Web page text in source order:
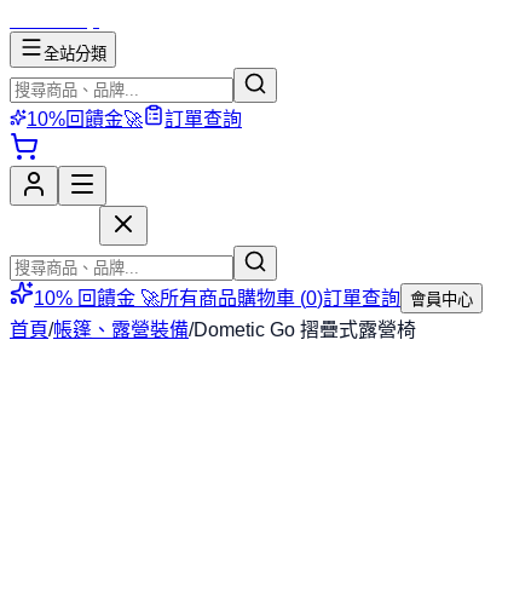
全站分類
10%回饋金🚀 訂單查詢
10% 回饋金 🚀所有商品購物車 (0)訂單查詢 會員中心
首頁/帳篷、露營裝備/Dometic Go 摺疊式露營椅